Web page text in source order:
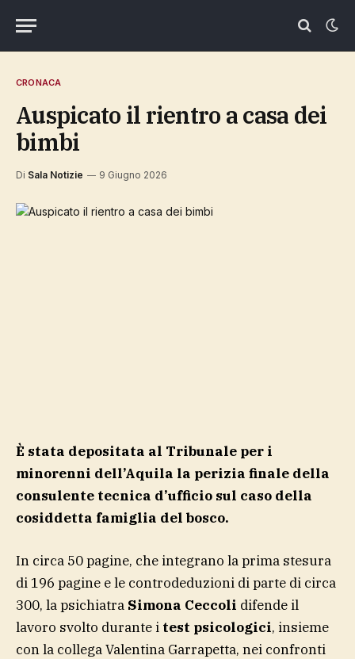
CRONACA
Auspicato il rientro a casa dei
bimbi
Di Sala Notizie 9 Giugno 2026
È stata depositata al Tribunale per i
minorenni dell’Aquila la perizia finale della
consulente tecnica d’ufficio sul caso della
cosiddetta famiglia del bosco.
In circa 50 pagine, che integrano la prima stesura
di 196 pagine e le controdeduzioni di parte di circa
300, la psichiatra Simona Ceccoli difende il
lavoro svolto durante i test psicologici, insieme
con la collega Valentina Garrapetta, nei confronti